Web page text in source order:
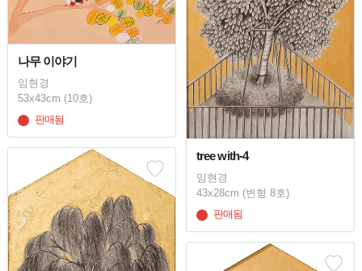
나무 이야기
임현경
53x43cm (10호)
판매됨
tree with-4
임현경
43x28cm (변형 8호)
판매됨